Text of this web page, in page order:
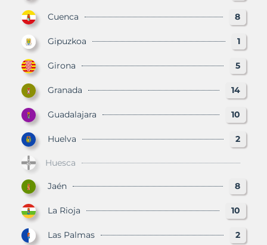
Cuenca 8
Gipuzkoa 1
Girona 5
Granada 14
Guadalajara 10
Huelva 2
Huesca
Jaén 8
La Rioja 10
Las Palmas 2